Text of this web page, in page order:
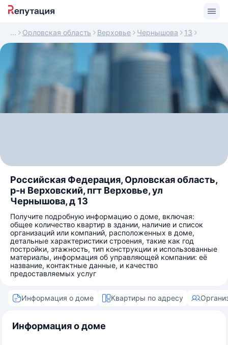
Орловская область Верховье Чернышова 13
Российская Федерация, Орловская область,
р-н Верховский, пгт Верховье, ул
Чернышова, д 13
Получите подробную информацию о доме, включая:
общее количество квартир в здании, наличие и список
организаций или компаний, расположенных в доме,
детальные характеристики строения, такие как год
постройки, этажность, тип конструкции и использованные
материалы, информация об управляющей компании: её
название, контактные данные, и качество
предоставляемых услуг
Информация о доме Квартиры по адресу
Информация о доме